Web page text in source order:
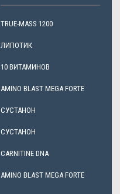
TRUE-MASS 1200
ЛИПОТИК
10 ВИТАМИНОВ
AMINO BLAST MEGA FORTE
СУСТАНОН
СУСТАНОН
CARNITINE DNA
AMINO BLAST MEGA FORTE